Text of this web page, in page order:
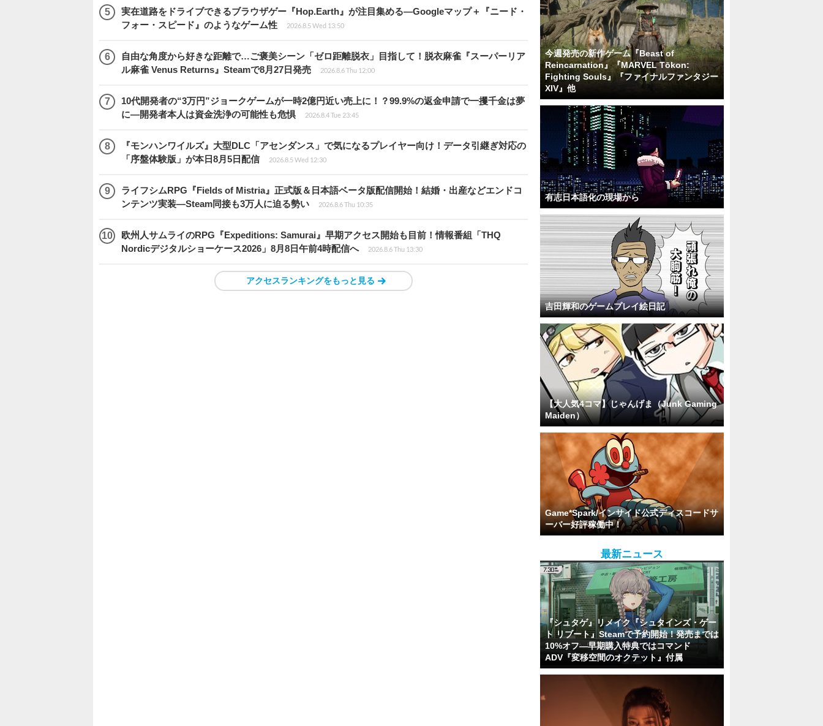
実在道路をドライブできるブラウザゲー『Hop.Earth』が注目集める―Googleマップ＋『ニード・
フォー・スピード』のようなゲーム性
2026.8.5 Wed 13:50
自由な角度から好きな距離で…ご褒美シーン「ゼロ距離脱衣」目指して！脱衣麻雀『スーパーリア
ル麻雀 Venus Returns』Steamで8月27日発売
2026.8.6 Thu 12:00
10代開発者の“3万円”ジョークゲームが一時2億円近い売上に！？99.9%の返金申請で一攫千金は夢
に―開発者本人は資金洗浄の可能性も危惧
2026.8.4 Tue 23:45
『モンハンワイルズ』大型DLC「アセンダンス」で気になるプレイヤー向け！データ引継ぎ対応の
「序盤体験版」が本日8月5日配信
2026.8.5 Wed 12:30
ライフシムRPG『Fields of Mistria』正式版＆日本語ベータ版配信開始！結婚・出産などエンドコ
ンテンツ実装―Steam同接も3万人に迫る勢い
2026.8.6 Thu 10:35
欧州人サムライのRPG『Expeditions: Samurai』早期アクセス開始も目前！情報番組「THQ
Nordicデジタルショーケース2026」8月8日午前4時配信へ
2026.8.6 Thu 13:30
アクセスランキングをもっと見る
今週発売の新作ゲーム『Beast of
Reincarnation』『MARVEL Tōkon:
Fighting Souls』『ファイナルファンタジー
XIV』他
有志日本語化の現場から
吉田輝和のゲームプレイ絵日記
【大人気4コマ】じゃんげま（Junk Gaming
Maiden）
Game*Spark/インサイド公式ディスコードサ
ーバー好評稼働中！
最新ニュース
『シュタゲ』リメイク『シュタインズ・ゲー
ト リブート』Steamで予約開始！発売までは
10%オフ―早期購入特典ではコマンド
ADV『変移空間のオクテット』付属